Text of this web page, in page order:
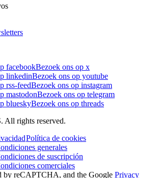
facebookBezoek ons op x
linkedinBezoek ons op youtube
rss-feedBezoek ons op instagram
mastodonBezoek ons op telegram
blueskyBezoek ons op threads
All rights reserved.
Política de cookies
generales
de suscripción
comerciales
by reCAPTCHA, and the Google Privacy